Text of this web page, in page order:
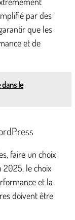
par des
que les
et de
le
faire un choix
2025, le choix
et la
doivent être